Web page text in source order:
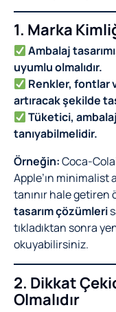
1. Marka
Ambalaj
uyumlu olmalıdır.
Renkler, fontlar
artıracak şekilde
Tüketici,
tanıyabilmelidir.
Örneğin:Coca-
Apple’ın minimalist
tanınır hale getiren
tasarım çözümleri
tıkladıktan sonra
okuyabilirsiniz.
2. Dikkat
Olmalıdır